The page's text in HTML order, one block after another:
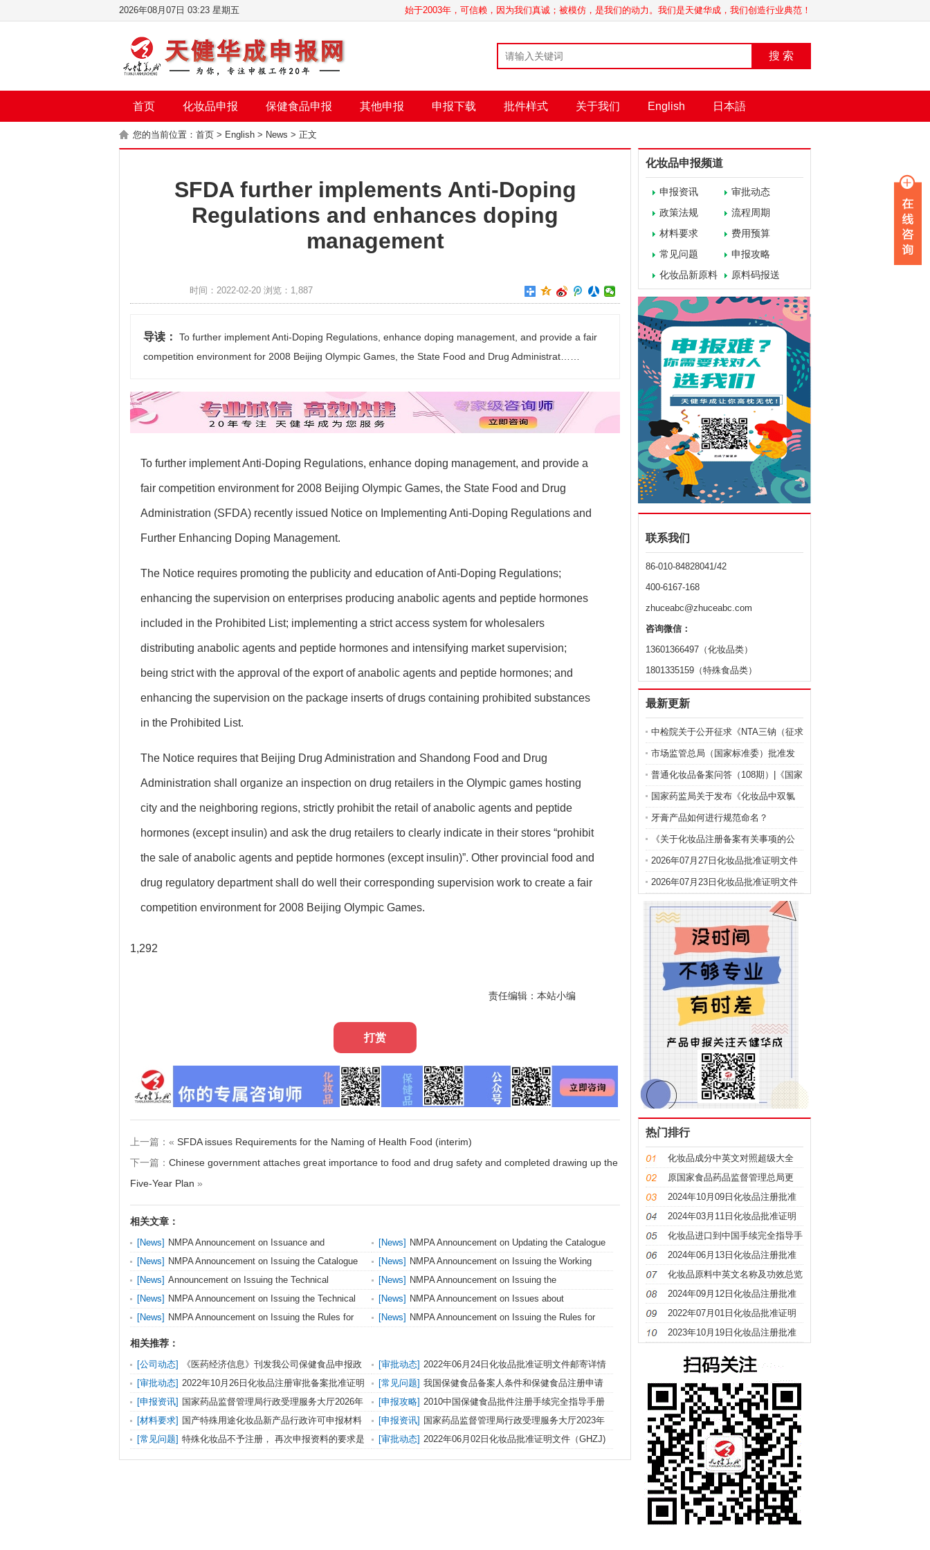
始于2003年，可信赖，因为我们真诚；被模仿，是我们的动力。我们是天健华成，我们创造行业典范！
2026年08月07日 03:23 星期五
搜 索
首页 化妆品申报 保健食品申报 其他申报 申报下载 批件样式 关于我们 English 日本語
您的当前位置： 首页 > English > News > 正文
SFDA further implements Anti-Doping
Regulations and enhances doping
management
时间：2022-02-20 浏览：1,887
导读：
To further implement Anti-Doping Regulations, enhance doping management, and provide a fair
competition environment for 2008 Beijing Olympic Games, the State Food and Drug Administrat……
To further implement Anti-Doping Regulations, enhance doping management, and provide a
fair competition environment for 2008 Beijing Olympic Games, the State Food and Drug
Administration (SFDA) recently issued Notice on Implementing Anti-Doping Regulations and
Further Enhancing Doping Management.
The Notice requires promoting the publicity and education of Anti-Doping Regulations;
enhancing the supervision on enterprises producing anabolic agents and peptide hormones
included in the Prohibited List; implementing a strict access system for wholesalers
distributing anabolic agents and peptide hormones and intensifying market supervision;
being strict with the approval of the export of anabolic agents and peptide hormones; and
enhancing the supervision on the package inserts of drugs containing prohibited substances
in the Prohibited List.
The Notice requires that Beijing Drug Administration and Shandong Food and Drug
Administration shall organize an inspection on drug retailers in the Olympic games hosting
city and the neighboring regions, strictly prohibit the retail of anabolic agents and peptide
hormones (except insulin) and ask the drug retailers to clearly indicate in their stores “prohibit
the sale of anabolic agents and peptide hormones (except insulin)”. Other provincial food and
drug regulatory department shall do well their corresponding supervision work to create a fair
competition environment for 2008 Beijing Olympic Games.
1,292
责任编辑：本站小编
打赏
上一篇：« SFDA issues Requirements for the Naming of Health Food (interim)
下一篇： Chinese government attaches great importance to food and drug safety and completed drawing up the
Five-Year Plan »
相关文章：
[News] NMPA Announcement on Issuance and
Implementation of the Measures for the Administration of
Cosmetics Labels
[News] NMPA Announcement on Updating the Catalogue
of Raw Materials Banned for Cosmetics
[News] NMPA Announcement on Issuing the Catalogue
of Used Cosmetic Raw Materials (Edition 2021)
[News] NMPA Announcement on Issuing the Working
Procedures for the Administration of Supplementary Test
Methods of Cosmetics and the Technical Guidelines for
the Study and Drafting of Supplementary Test Methods of
[News] Announcement on Issuing the Technical
Guidelines for Submitting Registration and Notification
Dossier of Cosmetics (Interim)
[News] NMPA Announcement on Issuing the
Classification Rules and Classification Catalogue of
Cosmetics
[News] NMPA Announcement on Issuing the Technical
Guidance for the Safety Evaluation of Cosmetics (2021
[News] NMPA Announcement on Issues about
Implementing the Rules for Registration and Notification
[News] NMPA Announcement on Issuing the Rules for
Registration and Notification Dossiers of Cosmetics
[News] NMPA Announcement on Issuing the Rules for
相关推荐：
[公司动态]
《医药经济信息》刊发我公司保健食品申报政
策研究专文
[审批动态] 2022年06月24日化妆品批准证明文件邮寄详情
单
[审批动态] 2022年10月26日化妆品注册审批备案批准证明
文件送达信息发布
[常见问题] 我国保健食品备案人条件和保健食品注册申请
人条件规定
[申报资讯] 国家药品监督管理局行政受理服务大厅2026年
清明节放假公告（第368号）
[申报攻略] 2010中国保健食品批件注册手续完全指导手册
[材料要求] 国产特殊用途化妆品新产品行政许可申报材料
清单及要求
[申报资讯] 国家药品监督管理局行政受理服务大厅2023年
元旦放假安排
[常见问题] 特殊化妆品不予注册， 再次申报资料的要求是
什么，可以使用复印件吗？
[审批动态] 2022年06月02日化妆品批准证明文件（GHZJ)
待领取信息发布
化妆品申报频道
申报资讯
审批动态
政策法规
流程周期
材料要求
费用预算
常见问题
申报攻略
化妆品新原料
原料码报送
联系我们
86-010-84828041/42
400-6167-168
zhuceabc@zhuceabc.com
咨询微信：
13601366497（化妆品类）
1801335159（特殊食品类）
最新更新
中检院关于公开征求《NTA三钠（征求
意见稿）》等9项化妆品标准意见的通
知
市场监管总局（国家标准委）批准发
布化妆品强制性国家标准《化妆品 安
全通用要求》及官方解读
普通化妆品备案问答（108期）|《国家
药监局关于化妆品注册备案有关事项
的公告》问答
国家药监局关于发布《化妆品中双氯
芬酸钠的测定》等2项化妆品补充检验
方法的公告（2026年第72号）
牙膏产品如何进行规范命名？
《关于化妆品注册备案有关事项的公
告》问答
2026年07月27日化妆品批准证明文件
送达信息
2026年07月23日化妆品批准证明文件
送达信息
热门排行
化妆品成分中英文对照超级大全
原国家食品药品监督管理总局更
名，“CFDA”变“NMPA”
2024年10月09日化妆品注册批准
证明文件送达信息
2024年03月11日化妆品批准证明
文件送达信息发布
化妆品进口到中国手续完全指导手
册
2024年06月13日化妆品注册批准
证明文件送达信息
化妆品原料中英文名称及功效总览
（S－Z）
2024年09月12日化妆品注册批准
证明文件送达信息
2022年07月01日化妆品批准证明
文件待领取信息发布
2023年10月19日化妆品注册批准